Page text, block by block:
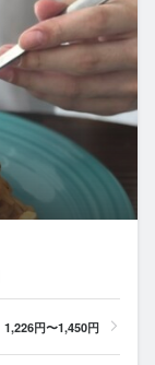
1,226円〜1,450円